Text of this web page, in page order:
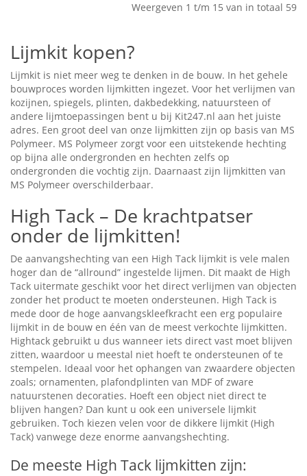
Weergeven 1 t/m 15 van in totaal 59
Lijmkit kopen?
Lijmkit is niet meer weg te denken in de bouw. In het gehele
bouwproces worden lijmkitten ingezet. Voor het verlijmen van
kozijnen, spiegels, plinten, dakbedekking, natuursteen of
andere lijmtoepassingen bent u bij Kit247.nl aan het juiste
adres. Een groot deel van onze lijmkitten zijn op basis van MS
Polymeer. MS Polymeer zorgt voor een uitstekende hechting
op bijna alle ondergronden en hechten zelfs op
ondergronden die vochtig zijn. Daarnaast zijn lijmkitten van
MS Polymeer overschilderbaar.
High Tack – De krachtpatser
onder de lijmkitten!
De aanvangshechting van een High Tack lijmkit is vele malen
hoger dan de “allround” ingestelde lijmen. Dit maakt de High
Tack uitermate geschikt voor het direct verlijmen van objecten
zonder het product te moeten ondersteunen. High Tack is
mede door de hoge aanvangskleefkracht een erg populaire
lijmkit in de bouw en één van de meest verkochte lijmkitten.
Hightack gebruikt u dus wanneer iets direct vast moet blijven
zitten, waardoor u meestal niet hoeft te ondersteunen of te
stempelen. Ideaal voor het ophangen van zwaardere objecten
zoals; ornamenten, plafondplinten van MDF of zware
natuurstenen decoraties. Hoeft een object niet direct te
blijven hangen? Dan kunt u ook een universele lijmkit
gebruiken. Toch kiezen velen voor de dikkere lijmkit (High
Tack) vanwege deze enorme aanvangshechting.
De meeste High Tack lijmkitten zijn: